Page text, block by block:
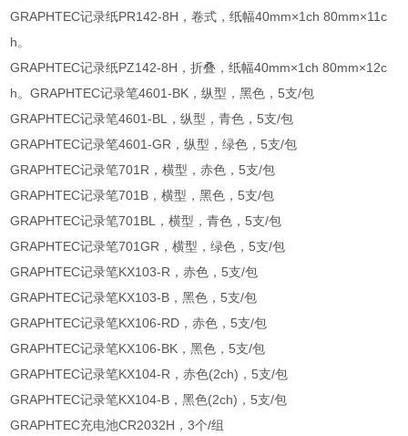
GRAPHTEC记录纸PR142-8H，卷式，纸幅40mm×1ch 80mm×11c
h。
GRAPHTEC记录纸PZ142-8H，折叠，纸幅40mm×1ch 80mm×12c
h。GRAPHTEC记录笔4601-BK，纵型，黑色，5支/包
GRAPHTEC记录笔4601-BL，纵型，青色，5支/包
GRAPHTEC记录笔4601-GR，纵型，绿色，5支/包
GRAPHTEC记录笔701R，横型，赤色，5支/包
GRAPHTEC记录笔701B，横型，黑色，5支/包
GRAPHTEC记录笔701BL，横型，青色，5支/包
GRAPHTEC记录笔701GR，横型，绿色，5支/包
GRAPHTEC记录笔KX103-R，赤色，5支/包
GRAPHTEC记录笔KX103-B，黑色，5支/包
GRAPHTEC记录笔KX106-RD，赤色，5支/包
GRAPHTEC记录笔KX106-BK，黑色，5支/包
GRAPHTEC记录笔KX104-R，赤色(2ch)，5支/包
GRAPHTEC记录笔KX104-B，黑色(2ch)，5支/包
GRAPHTEC充电池CR2032H，3个/组